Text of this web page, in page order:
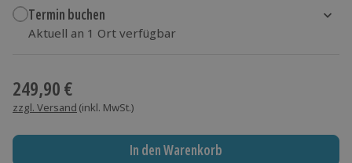
Termin buchen
Aktuell an 1 Ort verfügbar
249,90 €
zzgl. Versand (inkl. MwSt.)
In den Warenkorb